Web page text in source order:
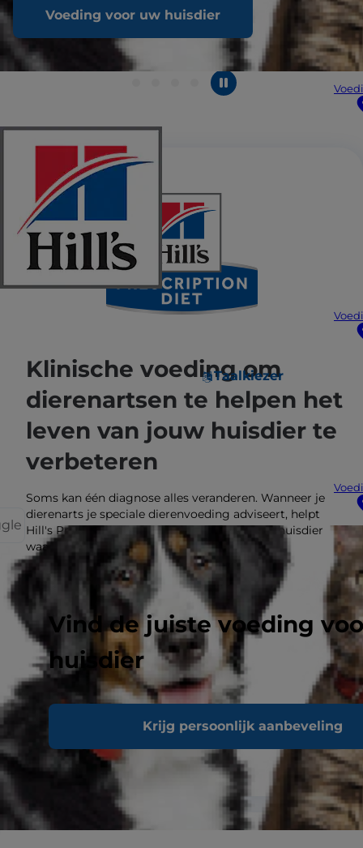
Taalkiezer
Vind de juiste voeding
huisdier
Krijg persoonlijk aanbeveling
Voeding voor uw huisdier
Klinische voeding om
dierenartsen te helpen het
leven van jouw huisdier te
verbeteren
Soms kan één diagnose alles veranderen. Wanneer je
dierenarts je speciale dierenvoeding adviseert, helpt
Hill's Prescription Diet je te zorgen voor het huisdier
waar je van houdt.
OVER PRESCRIPTION DIET